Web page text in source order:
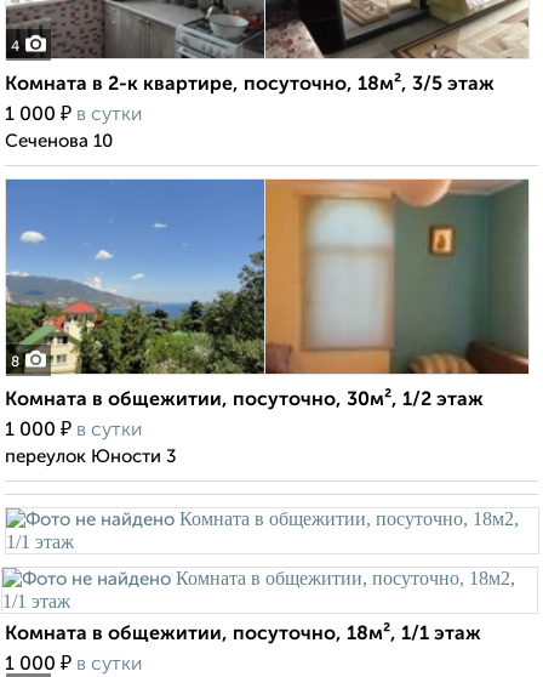
4
Комната в 2-к квартире, посуточно, 18м², 3/5 этаж
1 000 ₽ в сутки
Сеченова 10
8
Комната в общежитии, посуточно, 30м², 1/2 этаж
1 000 ₽ в сутки
переулок Юности 3
Комната в общежитии, посуточно, 18м², 1/1 этаж
1 000 ₽ в сутки